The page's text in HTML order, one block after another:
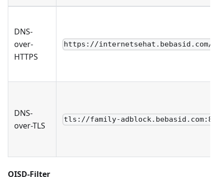
DNS-
over-
HTTPS
https://internetsehat.bebasid.com/
DNS-
over-TLS
tls://family-
OISD-Filter